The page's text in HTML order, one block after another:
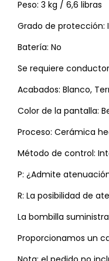
Peso: 3 kg / 6,6 libras
Grado de protección:
Batería: No
Se requiere
Acabados: Blanco,
Color de la pantalla:
Proceso: Cerámica
Método de control:
P: ¿Admite
R: La posibilidad de
La bombilla
Proporcionamos un